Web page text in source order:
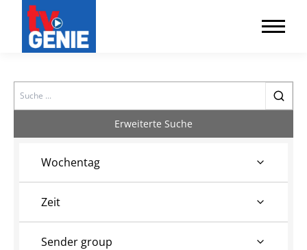
Search
Erweiterte Suche
Wochentag
Zeit
Sender group